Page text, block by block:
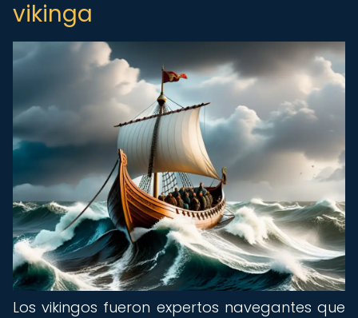
vikinga
Los vikingos fueron expertos navegantes que